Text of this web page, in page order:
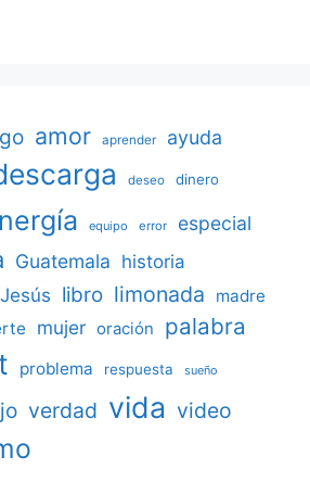
amor aprender ayuda
deseo dinero
equipo error especial
Guatemala historia
Jesús libro limonada madre
mujer oración palabra
problema respuesta sueño
verdad vida video